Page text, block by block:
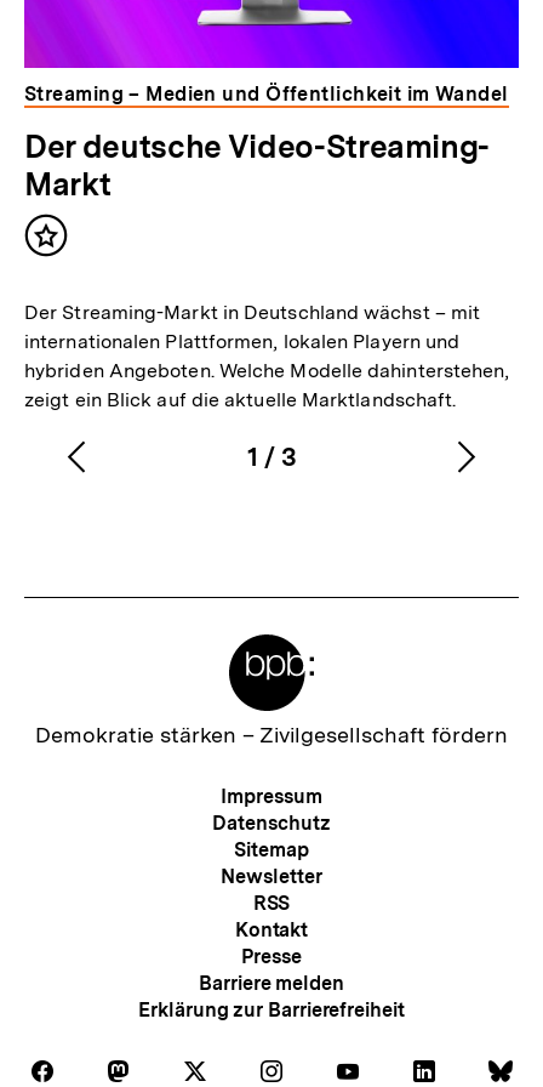
Streaming – Medien und Öffentlichkeit im Wandel
Der deutsche Video-Streaming-
Markt
Inhalt
Der Streaming-Markt in Deutschland wächst – mit
internationalen Plattformen, lokalen Playern und
hybriden Angeboten. Welche Modelle dahinterstehen,
zeigt ein Blick auf die aktuelle Marktlandschaft.
Karussellinhalt
1
von
/ 3
Vorherigen
Zur
Demokratie stärken – Zivilgesellschaft fördern
Meta-
Navigation
Impressum
Datenschutz
Sitemap
Newsletter
RSS
Kontakt
Presse
Barriere melden
Erklärung zur Barrierefreiheit
Auf
Auf